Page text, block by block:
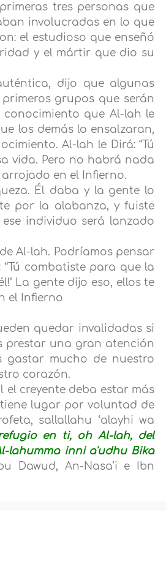
tres personas que
involucradas en lo que
el estudioso que enseñó
y el mártir que dio su
dijo que algunas
grupos que serán
que Al-lah le
los demás lo ensalzaran,
Al-lah le Dirá:“Tú
vida. Pero no habrá nada
en el Infierno.
Él daba y la gente lo
por la alabanza, y fuiste
individuo será lanzado
Al-lah. Podríamos pensar
combatiste para que la
La gente dijo eso, ellos te
el Infierno
quedar invalidadas si
prestar una gran atención
gastar mucho de nuestro
corazón.
creyente deba estar más
lugar por voluntad de
sallallahu ‘alayhi wa
refugio en ti, oh Al-lah, del
lahumma inni a'udhu Bika
Dawud, An-Nasa’i e Ibn